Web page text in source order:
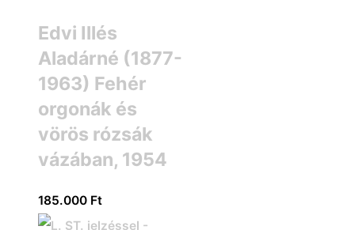
Edvi Illés
Aladárné (1877-
1963) Fehér
orgonák és
vörös rózsák
vázában, 1954
185.000 Ft